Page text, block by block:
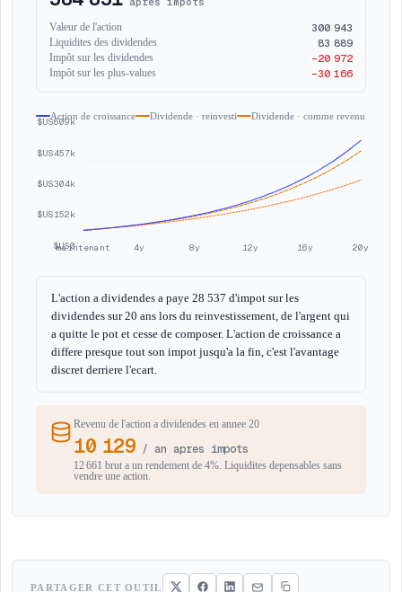
Valeur de l'action 300 943
Liquidites des dividendes 83 889
Impôt sur les dividendes −20 972
Impôt sur les plus-values −30 166
Action de croissance Dividende · reinvesti Dividende · comme revenu
$US609k
$US457k
$US304k
$US152k
$US0
maintenant 4y 8y 12y 16y 20y
L'action a dividendes a paye 28 537 d'impot sur les
dividendes sur 20 ans lors du reinvestissement, de l'argent qui
a quitte le pot et cesse de composer. L'action de croissance a
differe presque tout son impot jusqu'a la fin, c'est l'avantage
discret derriere l'ecart.
Revenu de l'action a dividendes en annee 20
10 129 / an apres impots
12 661 brut a un rendement de 4%. Liquidites depensables sans
vendre une action.
PARTAGER CET OUTIL